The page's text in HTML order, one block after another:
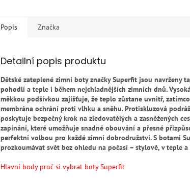
Popis Značka
Detailní popis produktu
Dětské zateplené zimní boty značky Superfit jsou navrženy
pohodlí a teple i během nejchladnějších zimních dnů.
měkkou podšívkou zajišťuje, že teplo zůstane uvnitř,
membrána ochrání proti vlhku a sněhu. Protiskluzová
poskytuje bezpečný krok na zledovatělých a zasněžených
zapínání, které umožňuje snadné obouvání a přesné
perfektní volbou pro každé zimní dobrodružství. S botami
prozkoumávat svět bez ohledu na počasí – stylově, v teple a
Hlavní body proč si vybrat boty Superfit